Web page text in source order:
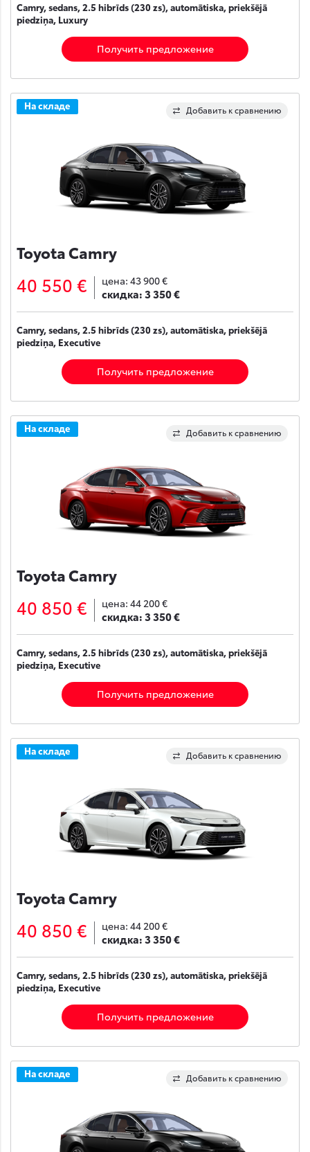
Camry, sedans, 2.5 hibrīds (230 zs), automātiska, priekšējā
piedziņa, Luxury
Получить предложение
Добавить к сравнению
На складе
Toyota Camry
40 550 € цена: 43 900 €
скидка:3 350 €
Camry, sedans, 2.5 hibrīds (230 zs), automātiska, priekšējā
piedziņa, Executive
Получить предложение
Добавить к сравнению
На складе
Toyota Camry
40 850 € цена: 44 200 €
скидка:3 350 €
Camry, sedans, 2.5 hibrīds (230 zs), automātiska, priekšējā
piedziņa, Executive
Получить предложение
Добавить к сравнению
На складе
Toyota Camry
40 850 € цена: 44 200 €
скидка:3 350 €
Camry, sedans, 2.5 hibrīds (230 zs), automātiska, priekšējā
piedziņa, Executive
Получить предложение
Добавить к сравнению
На складе